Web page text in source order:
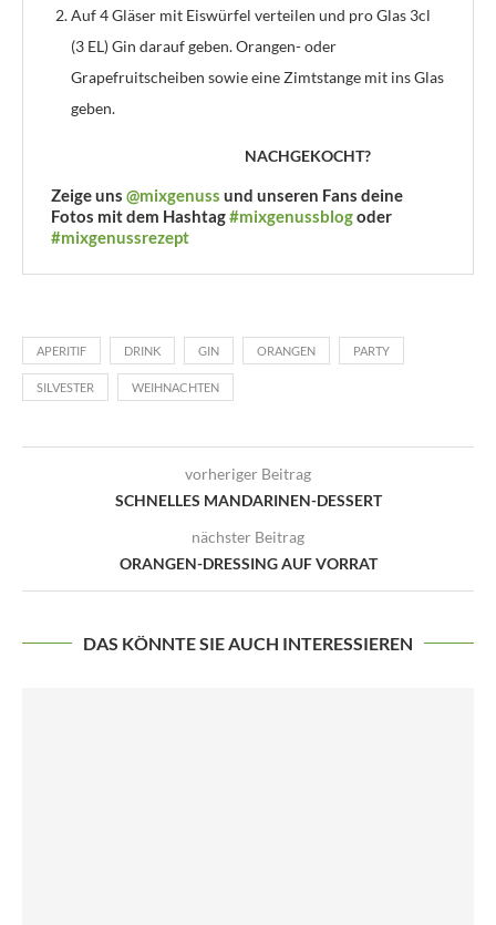
Auf 4 Gläser mit Eiswürfel verteilen und pro Glas 3cl
(3 EL) Gin darauf geben. Orangen- oder
Grapefruitscheiben sowie eine Zimtstange mit ins Glas
geben.
NACHGEKOCHT?
Zeige uns @mixgenuss und unseren Fans deine
Fotos mit dem Hashtag#mixgenussblogoder
#mixgenussrezept
APERITIF DRINK GIN ORANGEN PARTY
SILVESTER WEIHNACHTEN
vorheriger Beitrag
SCHNELLES MANDARINEN-DESSERT
nächster Beitrag
ORANGEN-DRESSING AUF VORRAT
DAS KÖNNTE SIE AUCH INTERESSIEREN